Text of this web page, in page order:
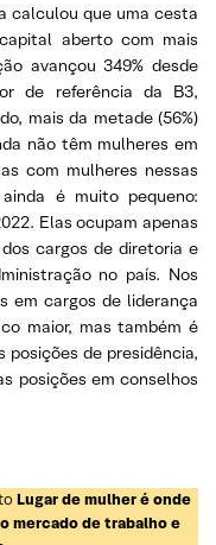
calculou que uma cesta
aberto com mais
avançou 349% desde
de referência da B3,
mais da metade (56%)
não têm mulheres em
com mulheres nessas
é muito pequeno:
Elas ocupam apenas
cargos de diretoria e
no país. Nos
em cargos de liderança
maior, mas também é
posições de presidência,
posições em conselhos
Lugar de mulher é onde
mercado de trabalho e